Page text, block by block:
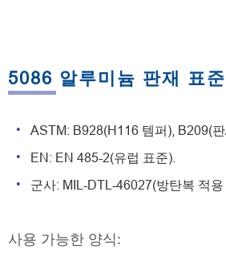
5086 알루미늄 판재 표준
ASTM: B928(H116 템퍼), B209(판
EN: EN 485-2(유럽 표준).
군사: MIL-DTL-46027(방탄복 적용
사용 가능한 양식: